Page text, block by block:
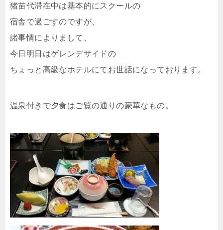
猪苗代滞在中は基本的にスクールの
宿舎で過ごすのですが、
諸事情によりまして、
今日明日はゲレンデサイドの
ちょっと高級なホテルにてお世話になっております。
温泉付きで夕食はご覧の通りの豪華なもの。